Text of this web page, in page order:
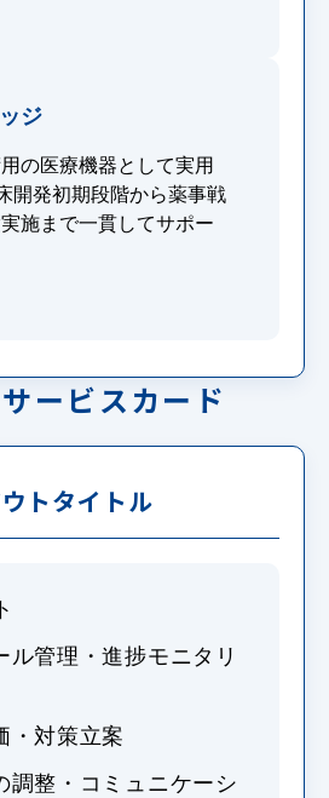
ジ
の医療機器として実用
開発初期段階から薬事戦
施まで一貫してサポー
ービスカード
トタイトル
ル管理・進捗モニタリ
・対策立案
調整・コミュニケーシ